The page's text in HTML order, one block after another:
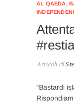
AL QAEDA,
Articoli di
“Bastardi